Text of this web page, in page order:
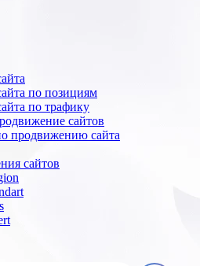
по позициям
по трафику
сайтов
продвижению сайта
сайтов